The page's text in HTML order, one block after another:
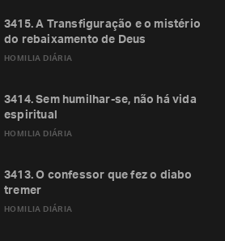
HOMILIA DIÁRIA
3415. A Transfiguração e o mistério
do rebaixamento de Deus
HOMILIA DIÁRIA
3414. Sem humilhar-se, não há vida
espiritual
HOMILIA DIÁRIA
3413. O confessor que fez o diabo
tremer